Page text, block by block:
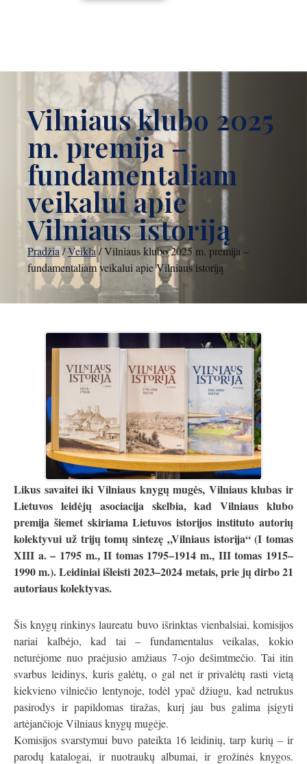
Vilniaus klubo 2025
m. premija –
fundamentaliam
veikalui apie
Vilniaus istoriją
Pradžia/Veikla/Vilniaus klubo 2025 m. premija –
fundamentaliam veikalui apie Vilniaus istoriją
Likus savaitei iki Vilniaus knygų mugės, Vilniaus klubas ir
Lietuvos leidėjų asociacija skelbia, kad Vilniaus klubo
premija šiemet skiriama Lietuvos istorijos instituto autorių
kolektyvui už trijų tomų sintezę „Vilniaus istorija“ (I tomas
XIII a. – 1795 m., II tomas 1795–1914 m., III tomas 1915–
1990 m.). Leidiniai išleisti 2023–2024 metais, prie jų dirbo 21
autoriaus kolektyvas.
Šis knygų rinkinys laureatu buvo išrinktas vienbalsiai, komisijos
nariai kalbėjo, kad tai – fundamentalus veikalas, kokio
neturėjome nuo praėjusio amžiaus 7-ojo dešimtmečio. Tai itin
svarbus leidinys, kuris galėtų, o gal net ir privalėtų rasti vietą
kiekvieno vilniečio lentynoje, todėl ypač džiugu, kad netrukus
pasirodys ir papildomas tiražas, kurį jau bus galima įsigyti
artėjančioje Vilniaus knygų mugėje.
Komisijos svarstymui buvo pateikta 16 leidinių, tarp kurių – ir
parodų katalogai, ir nuotraukų albumai, ir grožinės knygos.